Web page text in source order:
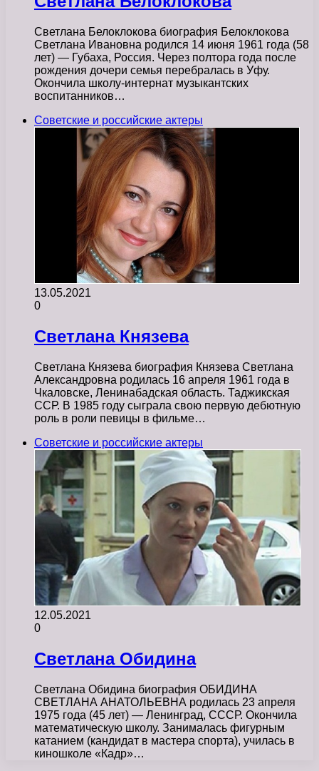
Светлана Белоклокова биография Белоклокова
Светлана Ивановна родился 14 июня 1961 года (58
лет) — Губаха, Россия. Через полтора года после
рождения дочери семья перебралась в Уфу.
Окончила школу-интернат музыкантских
воспитанников…
Советские и российские актеры
13.05.2021
0
Светлана Князева
Светлана Князева биография Князева Светлана
Александровна родилась 16 апреля 1961 года в
Чкаловске, Ленинабадская область. Таджикская
ССР. В 1985 году сыграла свою первую дебютную
роль в роли певицы в фильме…
Советские и российские актеры
12.05.2021
0
Светлана Обидина
Светлана Обидина биография ОБИДИНА
СВЕТЛАНА АНАТОЛЬЕВНА родилась 23 апреля
1975 года (45 лет) — Ленинград, СССР. Окончила
математическую школу. Занималась фигурным
катанием (кандидат в мастера спорта), училась в
киношколе «Кадр»…